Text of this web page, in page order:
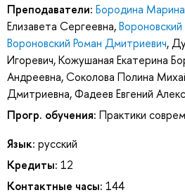
Преподаватели: Бородина Марина
Елизавета Сергеевна,
Вороновский Роман Дмитриевич,
Игоревич,Кожушаная Екатерина
Андреевна,Соколова Полина
Дмитриевна,Фадеев Евгений
Прогр. обучения: Практики
Язык: русский
Кредиты: 12
Контактные часы: 144